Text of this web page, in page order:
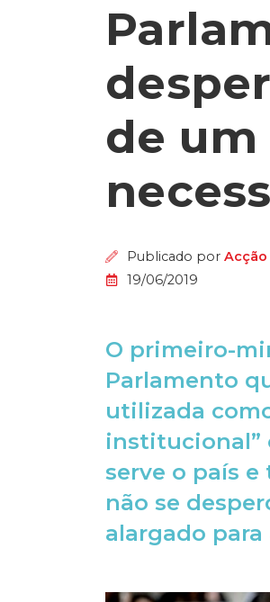
de um
19/06/2019
Publicado porAcção
O primeiro-
Parlamento
utilizada
institucional”
serve o país
não se
alargado para